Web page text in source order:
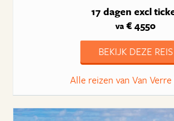
17 dagen excl
va€ 4550
BEKIJK DEZE REIS
Alle reizen van Van Verre